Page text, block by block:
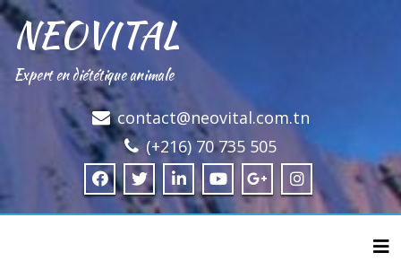
NEOVITAL
Expert en diététique animale
contact@neovital.com.tn
(+216) 70 735 505